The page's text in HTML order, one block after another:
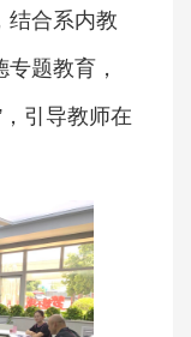
结合系内教
题教育，
引导教师在